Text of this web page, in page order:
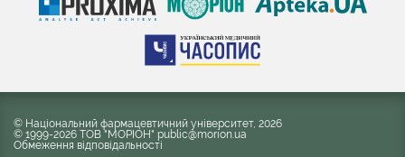
© Національний фармацевтичний університет, 2026
© 1999-2026 ТОВ "МОРІОН" public@morion.ua
Обмеження відповідальності